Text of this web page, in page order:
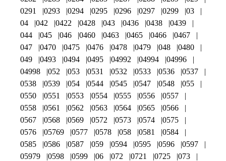
0291
0293 0294 0295 0296 0297 0299
03
04
042 0422 0428 043 0436 0438
0439
044
045 046 0460 0463 0465 0466
0467
047
0470 0475 0476 0478 0479 048
0480
049
0493 0494 0495 04992 04994
04996
04998
052 053 0531 0532 0533 0536
0537
0538
0539 054 0544 0545 0547 0548
055
0550
0551 0553 0554 0555 0556
0557
0558
0561 0562 0563 0564 0565
0566
0567
0568 0569 0572 0573 0574
0575
0576
05769 0577 0578 058 0581
0584
0585
0586 0587 059 0594 0595 0596
0597
05979
0598 0599 06 072 0721 0725
073